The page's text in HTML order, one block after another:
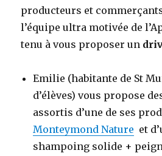
producteurs et
l’équipe ultra motivée de
tenu à vous proposer un
Emilie (habitante de St
d’élèves) vous propose
assortis d’une de ses
Monteymond Nature et
shampoing solide +